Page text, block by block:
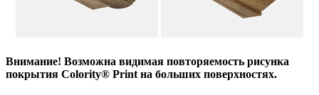
Внимание! Возможна видимая повторяемость рисунка
покрытия Colority® Print на больших поверхностях.